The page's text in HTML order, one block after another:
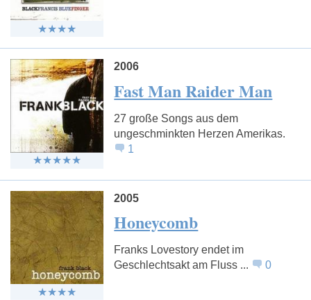
2006
Fast Man Raider Man
27 große Songs aus dem
ungeschminkten Herzen Amerikas.
1
2005
Honeycomb
Franks Lovestory endet im
Geschlechtsakt am Fluss ...
0